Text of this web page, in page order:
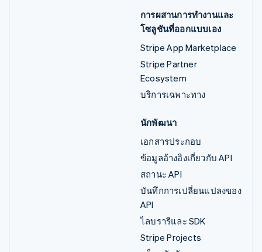
การผสานการทำงานและ
โซลูชันที่ออกแบบเอง
Stripe App Marketplace
Stripe Partner
Ecosystem
บริการเฉพาะทาง
นักพัฒนา
เอกสารประกอบ
ข้อมูลอ้างอิงเกี่ยวกับ API
สถานะ API
บันทึกการเปลี่ยนแปลงของ
API
ไลบรารีและ SDK
Stripe Projects